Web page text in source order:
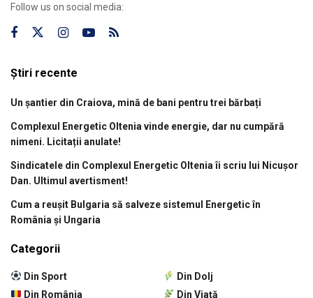
Follow us on social media:
Știri recente
Un șantier din Craiova, mină de bani pentru trei bărbați
Complexul Energetic Oltenia vinde energie, dar nu cumpără
nimeni. Licitații anulate!
Sindicatele din Complexul Energetic Oltenia îi scriu lui Nicușor
Dan. Ultimul avertisment!
Cum a reușit Bulgaria să salveze sistemul Energetic în
România și Ungaria
Categorii
Din Sport
Din România
Din Dolj
Din Viață